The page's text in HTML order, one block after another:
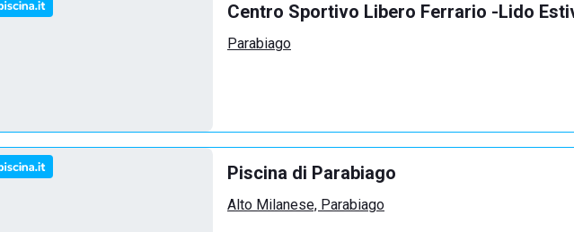
Centro Sportivo Libero Ferrario -Lido
Parabiago
Piscina di Parabiago
Alto Milanese, Parabiago